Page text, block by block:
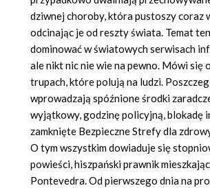
dziwnej choroby, która pustoszy coraz
odcinając je od reszty świata. Temat
dominować w światowych serwisach
ale nikt nic nie wie na pewno. Mówi się
trupach, które polują na ludzi.
wprowadzają spóźnione środki
wyjątkowy, godzinę policyjną, blokadę
zamknięte Bezpieczne Strefy dla
O tym wszystkim dowiaduje się
powieści, hiszpański prawnik
Pontevedra. Od pierwszego dnia na